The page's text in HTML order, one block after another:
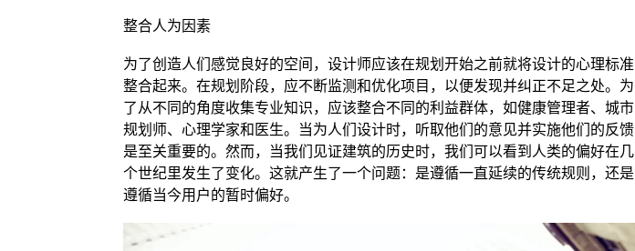
整合人为因素
为了创造人们感觉良好的空间，设计师应该在规划开始之前就将设计的心理标准
整合起来。在规划阶段，应不断监测和优化项目，以便发现并纠正不足之处。为
了从不同的角度收集专业知识，应该整合不同的利益群体，如健康管理者、城市
规划师、心理学家和医生。当为人们设计时，听取他们的意见并实施他们的反馈
是至关重要的。然而，当我们见证建筑的历史时，我们可以看到人类的偏好在几
个世纪里发生了变化。这就产生了一个问题：是遵循一直延续的传统规则，还是
遵循当今用户的暂时偏好。